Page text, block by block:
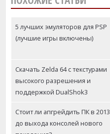
5 лучших эмуляторов для PSP
(лучшие игры включены)
Скачать Zelda 64 с текстурами
высокого разрешения и
поддержкой DualShok3
Стоит ли апгрейдить ПК в 2013
до выхода консолей нового